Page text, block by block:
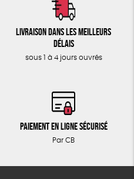
Livraison dans les meilleurs
délais
sous 1 à 4 jours ouvrés
Paiement en ligne sécurisé
Par CB